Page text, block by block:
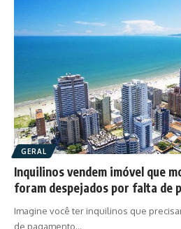
GERAL
Inquilinos vendem imóvel que
foram despejados por falta de
Imagine você ter inquilinos que
de pagamento…